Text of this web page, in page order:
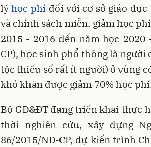
lýhọc phí đối với cơ sở giáo
và chính sách miễn, giảm học
2015 - 2016 đến năm học
CP), học sinh phổ thông là
tộc thiểu số rất ít người) ở vùng
khó khăn được giảm 70% học
Bộ GD&ĐT đang triển khai thực
thời nghiên cứu, xây dựng
86/2015/NĐ-CP, dự kiến trình